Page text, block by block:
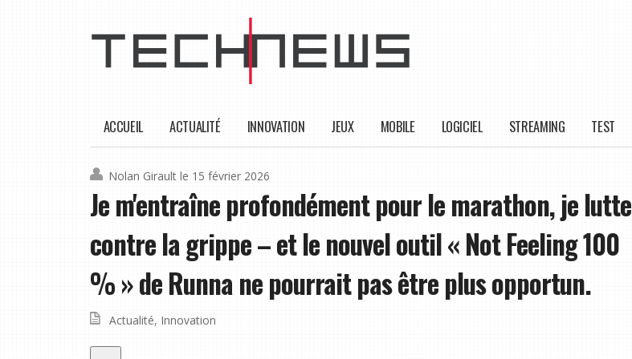
ACCUEIL ACTUALITÉ INNOVATION JEUX MOBILE LOGICIEL STREAMING TEST
Nolan Girault le 15 février 2026
Je m'entraîne profondément pour le marathon, je lutte
contre la grippe – et le nouvel outil « Not Feeling 100
% » de Runna ne pourrait pas être plus opportun.
Actualité, Innovation